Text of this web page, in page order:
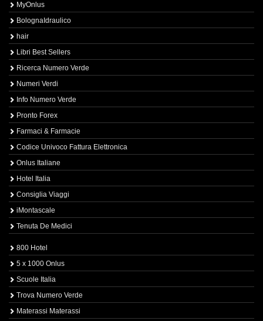
MyOnlus
BolognaIdraulico
hair
Libri Best Sellers
Ricerca Numero Verde
Numeri Verdi
Info Numero Verde
Pronto Forex
Farmaci & Farmacie
Codice Univoco Fattura Elettronica
Onlus Italiane
Hotel Italia
Consiglia Viaggi
iMontascale
Tenuta De Medici
800 Hotel
5 x 1000 Onlus
Scuole Italia
Trova Numero Verde
Materassi Materassi